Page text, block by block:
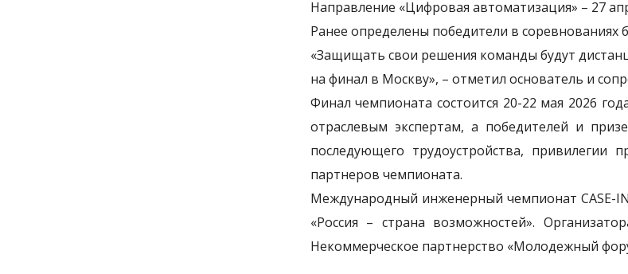
Направление «Цифровая автоматизация» – 27
Ранее определены победители в соревнованиях
«Защищать свои решения команды будут
на финал в Москву», – отметил основатель и
Финал чемпионата состоится 20-22 мая 2026
отраслевым экспертам, а победителей и
последующего трудоустройства, привилегии
партнеров чемпионата.
Международный инженерный чемпионат CASE-
«Россия – страна возможностей».
Некоммерческое партнерство «Молодежный